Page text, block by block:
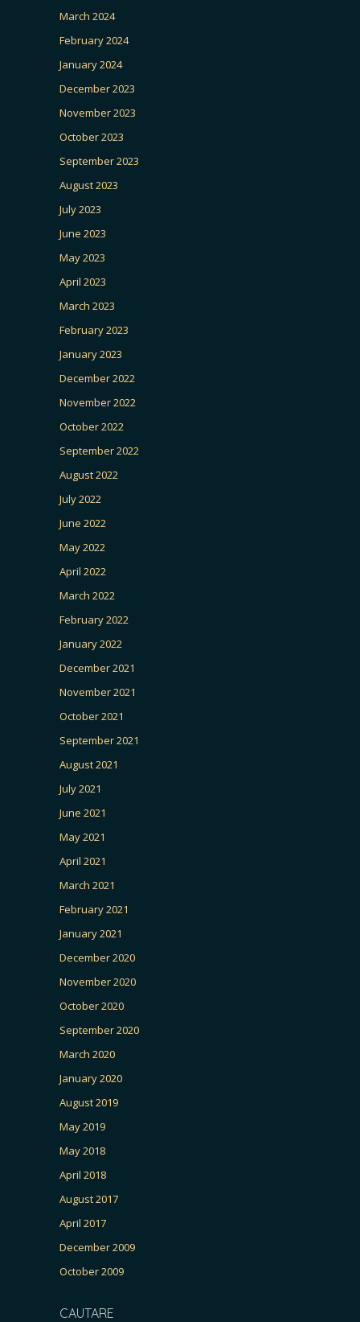
March 2024
February 2024
January 2024
December 2023
November 2023
October 2023
September 2023
August 2023
July 2023
June 2023
May 2023
April 2023
March 2023
February 2023
January 2023
December 2022
November 2022
October 2022
September 2022
August 2022
July 2022
June 2022
May 2022
April 2022
March 2022
February 2022
January 2022
December 2021
November 2021
October 2021
September 2021
August 2021
July 2021
June 2021
May 2021
April 2021
March 2021
February 2021
January 2021
December 2020
November 2020
October 2020
September 2020
March 2020
January 2020
August 2019
May 2019
May 2018
April 2018
August 2017
April 2017
December 2009
October 2009
CAUTARE